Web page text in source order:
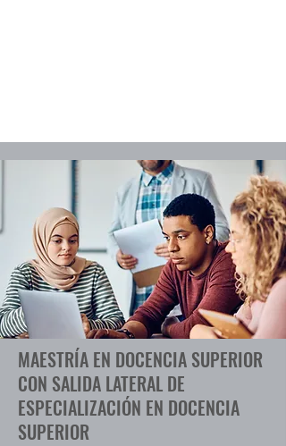
MAESTRÍA EN DOCENCIA SUPERIOR
CON SALIDA LATERAL DE
ESPECIALIZACIÓN EN DOCENCIA
SUPERIOR